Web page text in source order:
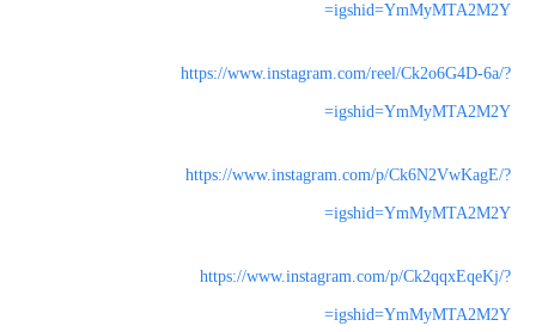
igshid=YmMyMTA2M2Y=
https://www.instagram.com/reel/Ck2o6G4D-6a/?
igshid=YmMyMTA2M2Y=
https://www.instagram.com/p/Ck6N2VwKagE/?
igshid=YmMyMTA2M2Y=
https://www.instagram.com/p/Ck2qqxEqeKj/?
igshid=YmMyMTA2M2Y=